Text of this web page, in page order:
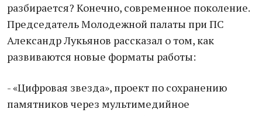
разбирается? Конечно, современное поколение.
Председатель Молодежной палаты при ПС
Александр Лукьянов рассказал о том, как
развиваются новые форматы работы:
- «Цифровая звезда», проект по сохранению
памятников через мультимедийное